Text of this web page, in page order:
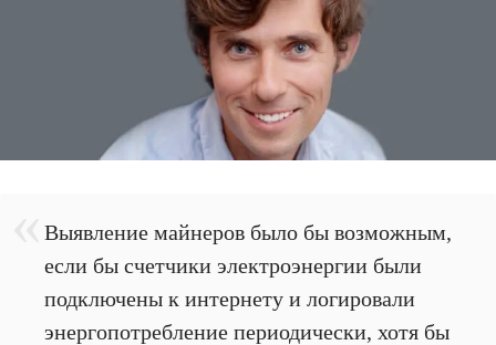
Выявление майнеров было бы возможным,
если бы счетчики электроэнергии были
подключены к интернету и логировали
энергопотребление периодически, хотя бы